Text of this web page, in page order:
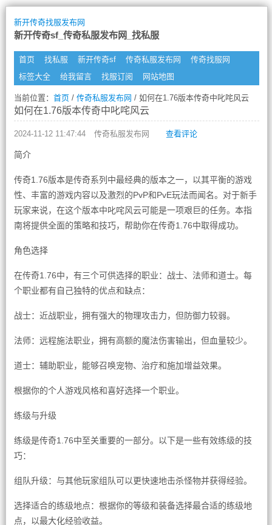
新开传奇找服发布网
新开传奇sf_传奇私服发布网_找私服
首页 找私服 新开传奇sf 传奇私服发布网
传奇找服网
标签大全
给我留言 找服订阅 网站地图
当前位置： 首页/ 传奇私服发布网 / 如何在1.76版本传奇中叱咤风云
如何在1.76版本传奇中叱咤风云
2024-11-12 11:47:44 传奇私服发布网 查看评论
简介
传奇1.76版本是传奇系列中最经典的版本之一，以其平衡的游戏
性、丰富的游戏内容以及激烈的PvP和PvE玩法而闻名。对于新手
玩家来说，在这个版本中叱咤风云可能是一项艰巨的任务。本指
南将提供全面的策略和技巧，帮助你在传奇1.76中取得成功。
角色选择
在传奇1.76中，有三个可供选择的职业：战士、法师和道士。每
个职业都有自己独特的优点和缺点：
战士：近战职业，拥有强大的物理攻击力，但防御力较弱。
法师：远程施法职业，拥有高额的魔法伤害输出，但血量较少。
道士：辅助职业，能够召唤宠物、治疗和施加增益效果。
根据你的个人游戏风格和喜好选择一个职业。
练级与升级
练级是传奇1.76中至关重要的一部分。以下是一些有效练级的技
巧：
组队升级：与其他玩家组队可以更快速地击杀怪物并获得经验。
选择适合的练级地点：根据你的等级和装备选择最合适的练级地
点，以最大化经验收益。